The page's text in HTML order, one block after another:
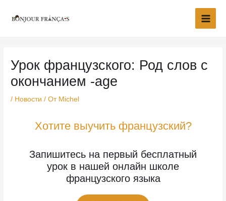
Main
Урок французского: Род слов с
окончанием -age
/ Новости / От Michel
Хотите выучить французский?
Запишитесь на первый бесплатный
урок в нашей онлайн школе
французского языка
записям